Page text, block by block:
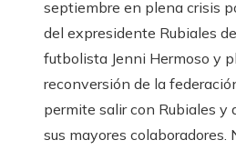
septiembre en plena crisis
del expresidente Rubiales
futbolista Jenni Hermoso y
reconversión de la
permite salir con Rubiales y
sus mayores colaboradores.